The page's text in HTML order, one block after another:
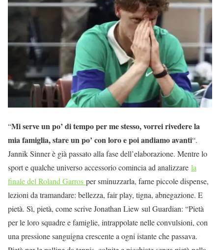
“Mi serve un po’ di tempo per me stesso, vorrei rivedere la
mia famiglia, stare un po’ con loro e poi andiamo avanti“.
Jannik Sinner è già passato alla fase dell’elaborazione. Mentre lo
sport e qualche universo accessorio comincia ad analizzare la
finale del Roland Garros per sminuzzarla, farne piccole dispense,
lezioni da tramandare: bellezza, fair play, tigna, abnegazione. E
pietà. Sì, pietà, come scrive Jonathan Liew sul Guardian: “Pietà
per le loro squadre e famiglie, intrappolate nelle convulsioni, con
una pressione sanguigna crescente a ogni istante che passava.